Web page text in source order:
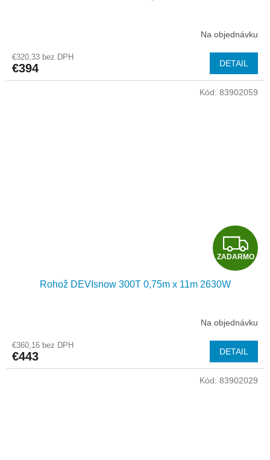
A
R
M
Na objednávku
€320,33 bez DPH
€394 DETAIL
Z
A
A
R
M
ZADARMO
Rohož DEVIsnow 300T 0,75m x 11m 2630W
Na objednávku
€360,16 bez DPH
€443 DETAIL
Kód: 83902059
Kód: 83902029